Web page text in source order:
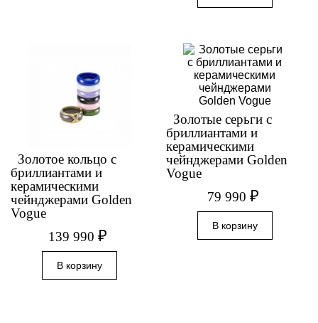
Золотое кольцо с
бриллиантами и
керамическими
чейнджерами Golden
Vogue
139 990₽
Золотые серьги с
бриллиантами и
керамическими
чейнджерами Golden
Vogue
79 990 ₽